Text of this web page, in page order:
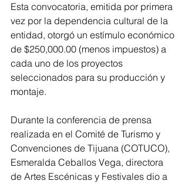
Esta convocatoria, emitida por primera
vez por la dependencia cultural de la
entidad, otorgó un estímulo económico
de $250,000.00 (menos impuestos) a
cada uno de los proyectos
seleccionados para su producción y
montaje.
Durante la conferencia de prensa
realizada en el Comité de Turismo y
Convenciones de Tijuana (COTUCO),
Esmeralda Ceballos Vega, directora
de Artes Escénicas y Festivales dio a